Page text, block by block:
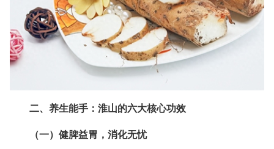
二、养生能手：淮山的六大核心功效
（一）健脾益胃，消化无忧